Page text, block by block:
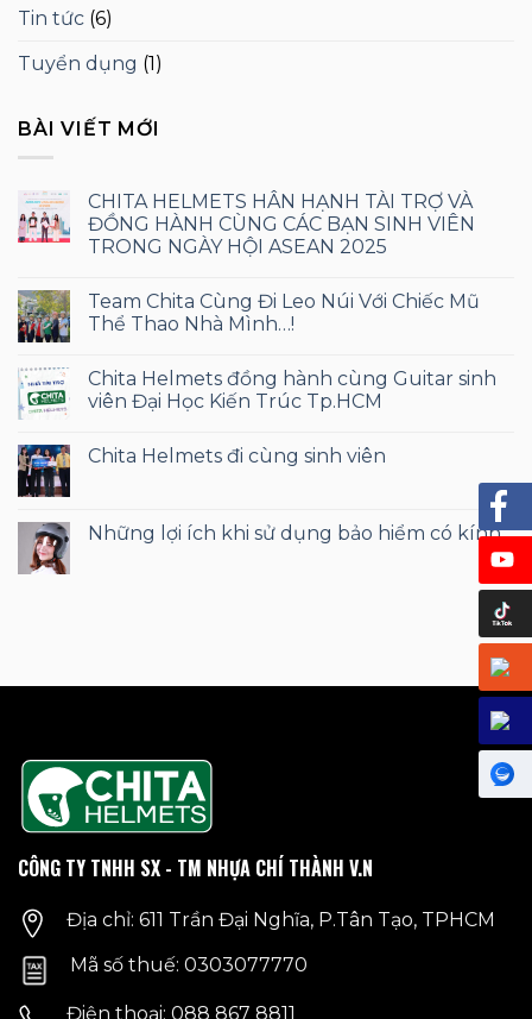
Tin tức (6)
Tuyển dụng (1)
BÀI VIẾT MỚI
CHITA HELMETS HÂN HẠNH TÀI TRỢ VÀ
ĐỒNG HÀNH CÙNG CÁC BẠN SINH VIÊN
TRONG NGÀY HỘI ASEAN 2025
Team Chita Cùng Đi Leo Núi Với Chiếc Mũ
Thể Thao Nhà Mình…!
Chita Helmets đồng hành cùng Guitar sinh
viên Đại Học Kiến Trúc Tp.HCM
Chita Helmets đi cùng sinh viên
Những lợi ích khi sử dụng bảo hiểm có kính
CÔNG TY TNHH SX - TM NHỰA CHÍ THÀNH V.N
Địa chỉ: 611 Trần Đại Nghĩa, P.Tân Tạo, TPHCM
Mã số thuế: 0303077770
Điện thoại: 088 867 8811